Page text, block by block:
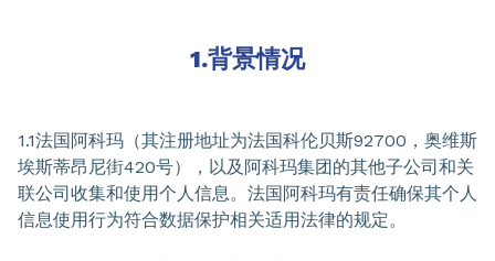
1.背景情况
1.1法国阿科玛（其注册地址为法国科伦贝斯92700，奥维斯
埃斯蒂昂尼街420号），以及阿科玛集团的其他子公司和关
联公司收集和使用个人信息。法国阿科玛有责任确保其个人
信息使用行为符合数据保护相关适用法律的规定。